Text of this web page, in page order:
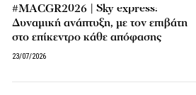
#MACGR2026 | Sky express:
Δυναμική ανάπτυξη, με τον επιβάτη
στο επίκεντρο κάθε απόφασης
23/07/2026